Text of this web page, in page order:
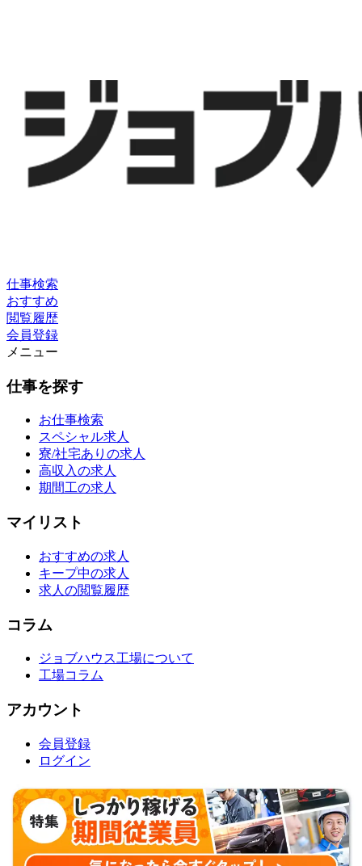
仕事検索
おすすめ
閲覧履歴
会員登録
メニュー
仕事を探す
お仕事検索
スペシャル求人
寮/社宅ありの求人
高収入の求人
期間工の求人
マイリスト
おすすめの求人
キープ中の求人
求人の閲覧履歴
コラム
ジョブハウス工場について
工場コラム
アカウント
会員登録
ログイン